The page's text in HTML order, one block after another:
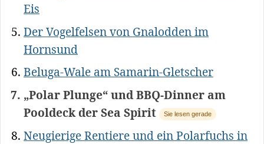
Eis
Der Vogelfelsen von Gnalodden im
Hornsund
Beluga-Wale am Samarin-Gletscher
„Polar Plunge“ und BBQ-Dinner am
Pooldeck der Sea Spirit
Sie lesen gerade
Neugierige Rentiere und ein Polarfuchs in